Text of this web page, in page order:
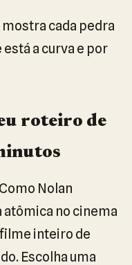
mostra cada pedra
a curva e por
roteiro de
Nolan
atômica no cinema
inteiro de
Escolha uma